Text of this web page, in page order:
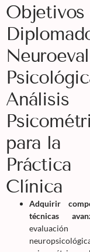
Objetivos
Análisis
para la
Práctica
Clínica
Adquirir
técnicas
evaluación